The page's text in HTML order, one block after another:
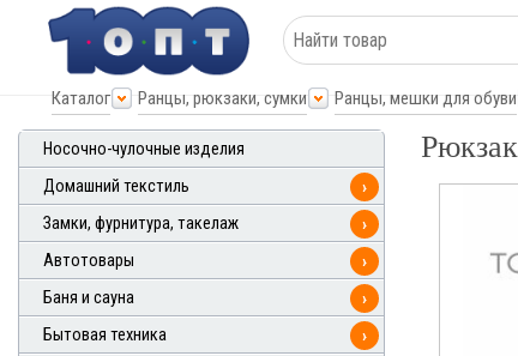
Каталог Ранцы, рюкзаки, сумки Ранцы, мешки для обуви
Носочно-чулочные изделия
Домашний текстиль
›
Замки, фурнитура, такелаж
›
Автотовары
›
Баня и сауна
›
Бытовая техника
›